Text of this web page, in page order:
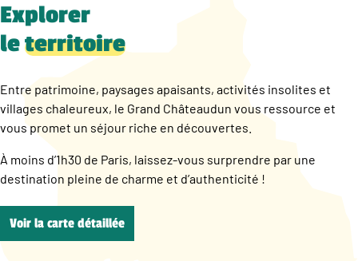
Explorer
leterritoire
Entre patrimoine, paysages apaisants, activités insolites et
villages chaleureux, le Grand Châteaudun vous ressource et
vous promet un séjour riche en découvertes.
À moins d’1h30 de Paris, laissez-vous surprendre par une
destination pleine de charme et d’authenticité !
Voir la carte détaillée